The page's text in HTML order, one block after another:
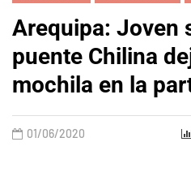
Arequipa: Joven
puente Chilina
mochila en la
01/06/2020